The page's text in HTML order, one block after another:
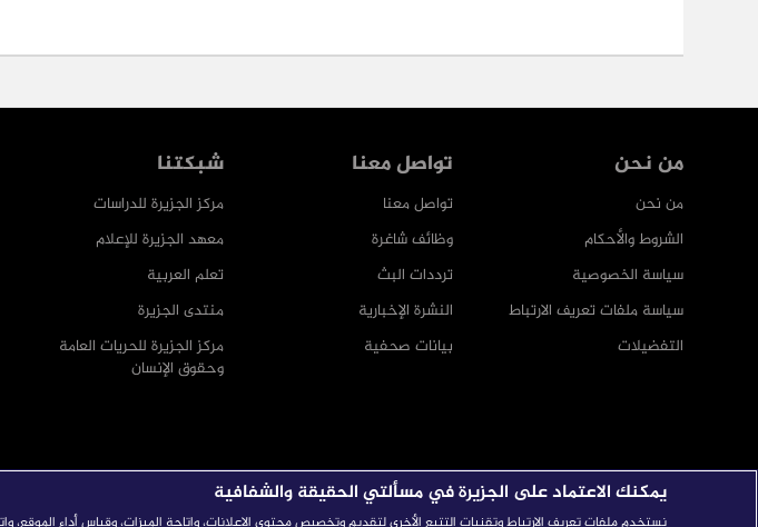
من نحن
من نحن
الشروط والأحكام
سياسة الخصوصية
سياسة ملفات تعريف الارتباط
التفضيلات
تواصل معنا
تواصل معنا
وظائف شاغرة
ترددات البث
النشرة الإخبارية
بيانات صحفية
شبكتنا
مركز الجزيرة للدراسات
معهد الجزيرة للإعلام
تعلم العربية
منتدى الجزيرة
مركز الجزيرة للحريات العامة
وحقوق الإنسان
يمكنك الاعتماد على الجزيرة في مسألتي الحقيقة والشفافية
نستخدم ملفات تعريف الارتباط وتقنيات التتبع الأخرى لتقديم وتخصيص محتوى الإعلانات، وإتاحة الميزات، وقياس أداء